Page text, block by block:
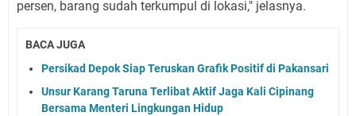
persen, barang sudah terkumpul di lokasi," jelasnya.
BACA JUGA
Persikad Depok Siap Teruskan Grafik Positif di Pakansari
Unsur Karang Taruna Terlibat Aktif Jaga Kali Cipinang
Bersama Menteri Lingkungan Hidup